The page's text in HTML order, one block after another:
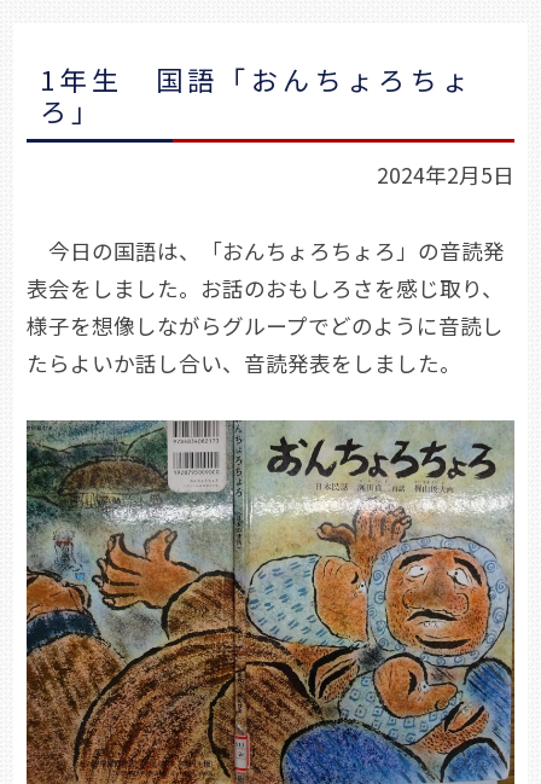
1年生 国語「おんちょろちょ
ろ」
2024年2月5日
今日の国語は、「おんちょろちょろ」の音読発
表会をしました。お話のおもしろさを感じ取り、
様子を想像しながらグループでどのように音読し
たらよいか話し合い、音読発表をしました。